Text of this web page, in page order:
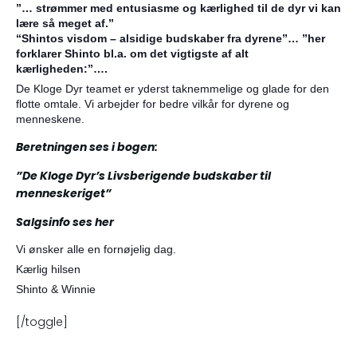
”… strømmer med entusiasme og kærlighed til de dyr vi kan
lære så meget af.”
“Shintos visdom – alsidige budskaber fra dyrene”… ”her
forklarer Shinto bl.a. om det vigtigste af alt
kærligheden:”….
De Kloge Dyr teamet er yderst taknemmelige og glade for den
flotte omtale. Vi arbejder for bedre vilkår for dyrene og
menneskene.
Beretningen ses i bogen:
”De Kloge Dyr’s Livsberigende budskaber til
menneskeriget”
Salgsinfo ses her
Vi ønsker alle en fornøjelig dag.
Kærlig hilsen
Shinto & Winnie
[/toggle]